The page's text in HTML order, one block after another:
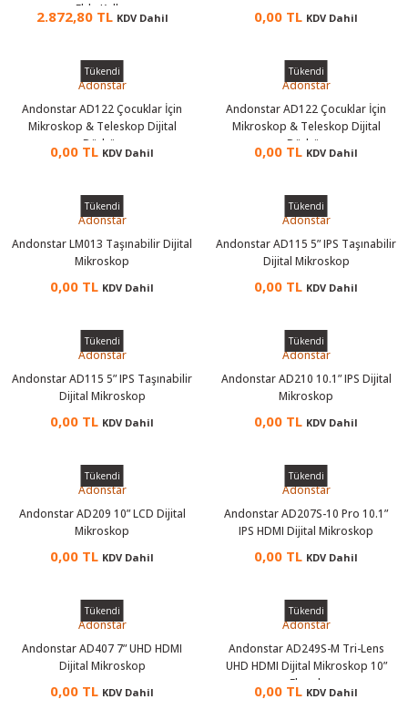
ve Elde Kullanım
2.872,80 TL KDV Dahil 0,00 TL KDV Dahil
Tükendi
Adonstar
Andonstar AD122 Çocuklar İçin
Mikroskop & Teleskop Dijital
Dürbün
0,00 TL KDV Dahil
Tükendi
Adonstar
Andonstar AD122 Çocuklar İçin
Mikroskop & Teleskop Dijital
Dürbün
0,00 TL KDV Dahil
Tükendi
Adonstar
Andonstar LM013 Taşınabilir Dijital
Mikroskop
0,00 TL KDV Dahil
Tükendi
Adonstar
Andonstar AD115 5” IPS Taşınabilir
Dijital Mikroskop
0,00 TL KDV Dahil
Tükendi
Adonstar
Andonstar AD115 5” IPS Taşınabilir
Dijital Mikroskop
0,00 TL KDV Dahil
Tükendi
Adonstar
Andonstar AD210 10.1” IPS Dijital
Mikroskop
0,00 TL KDV Dahil
Tükendi
Adonstar
Andonstar AD209 10” LCD Dijital
Mikroskop
0,00 TL KDV Dahil
Tükendi
Adonstar
Andonstar AD207S-10 Pro 10.1”
IPS HDMI Dijital Mikroskop
0,00 TL KDV Dahil
Tükendi
Adonstar
Andonstar AD407 7” UHD HDMI
Dijital Mikroskop
0,00 TL KDV Dahil
Tükendi
Adonstar
Andonstar AD249S-M Tri-Lens
UHD HDMI Dijital Mikroskop 10”
Ekranlı
0,00 TL KDV Dahil